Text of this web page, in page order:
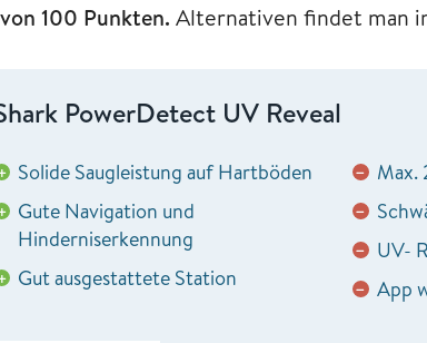
100 Punkten. Alternativen findet man
PowerDetect UV Reveal
Solide Saugleistung auf Hartböden
Gute Navigation und
Hinderniserkennung
Gut ausgestattete Station
− Max.
−
− UV-
− App